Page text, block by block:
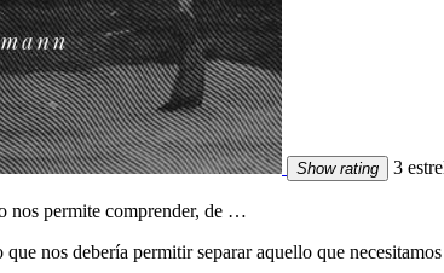
Show rating 3
nos permite comprender, de …
nos debería permitir separar aquello que